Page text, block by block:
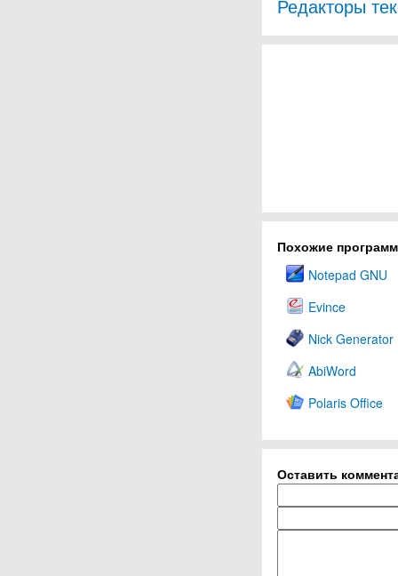
Редакторы
Похожие
Notepad GNU
Evince
Nick Generator
AbiWord
Polaris Office
Оставить